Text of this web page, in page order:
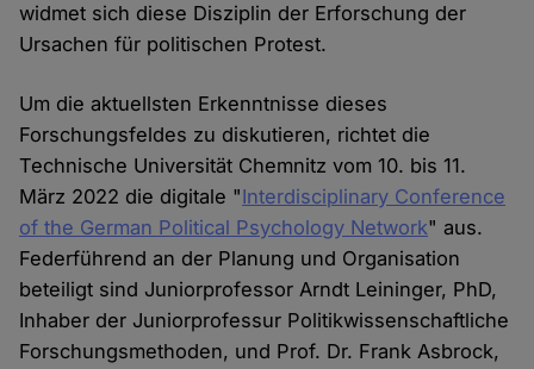
widmet sich diese Disziplin der Erforschung der
Ursachen für politischen Protest.
Um die aktuellsten Erkenntnisse dieses
Forschungsfeldes zu diskutieren, richtet die
Technische Universität Chemnitz vom 10. bis 11.
März 2022 die digitale "Interdisciplinary Conference
of the German Political Psychology Network" aus.
Federführend an der Planung und Organisation
beteiligt sind Juniorprofessor Arndt Leininger, PhD,
Inhaber der Juniorprofessur Politikwissenschaftliche
Forschungsmethoden, und Prof. Dr. Frank Asbrock,